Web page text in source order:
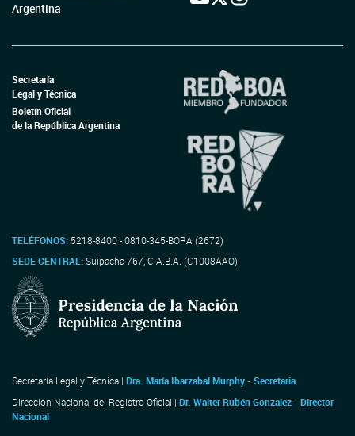
Argentina
Secretaría
Legal y Técnica
Boletín Oficial
de la República Argentina
TELÉFONOS: 5218-8400 - 0810-345-BORA (2672)
SEDE CENTRAL:Suipacha 767, C.A.B.A. (C1008AAO)
Secretaría Legal y Técnica | Dra. María Ibarzabal Murphy - Secretaria
Dirección Nacional del Registro Oficial | Dr. Walter Rubén Gonzalez - Director
Nacional